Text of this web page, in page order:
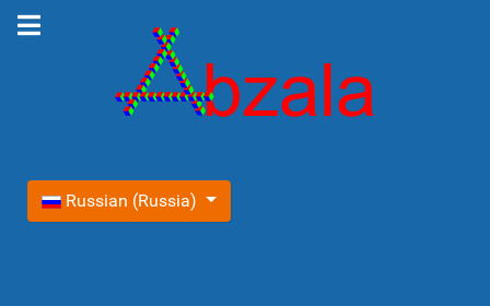
Выберите язык
Russian (Russia)